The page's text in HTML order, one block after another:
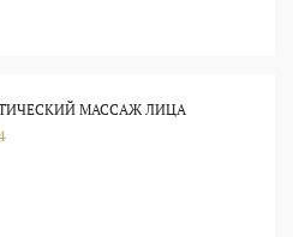
МАССАЖ ЛИЦА